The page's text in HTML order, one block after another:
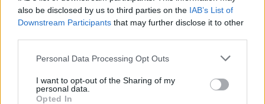
also be disclosed by us to third parties on the IAB’s List of
Downstream Participants that may further disclose it to other
Personal Data Processing Opt Outs
I want to opt-out of the Sharing of my
personal data.
Opted In
Žinios | Lietuvos diena
00:00:57
Savaitės vidurys nusimato karštas: temperatūra kils iki
32 laipsnių šilumos
Žinios | Orai